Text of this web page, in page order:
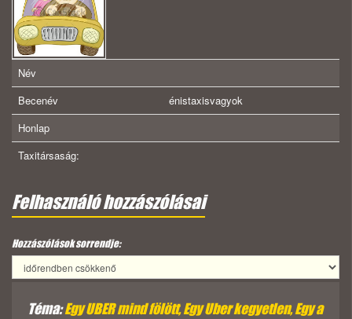
Név
Becenév
énistaxisvagyok
Honlap
Taxitársaság:
Felhasználó hozzászólásai
Hozzászólások sorrendje:
Téma:Egy UBER mind fölött, Egy Uber kegyetlen, Egy a